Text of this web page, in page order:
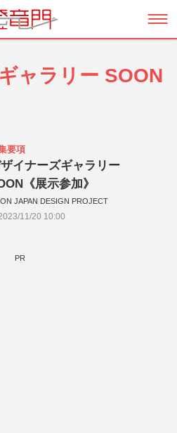
ャラリー SOON
要項
イナーズギャラリー
《展示参加》
JAPAN DESIGN PROJECT
11/20 10:00
PR